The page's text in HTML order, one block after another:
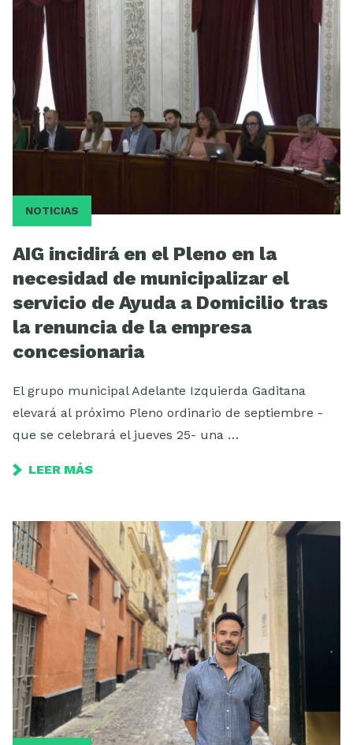
NOTICIAS
AIG incidirá en el Pleno en la
necesidad de municipalizar el
servicio de Ayuda a Domicilio tras
la renuncia de la empresa
concesionaria
El grupo municipal Adelante Izquierda Gaditana
elevará al próximo Pleno ordinario de septiembre -
que se celebrará el jueves 25- una …
LEER MÁS